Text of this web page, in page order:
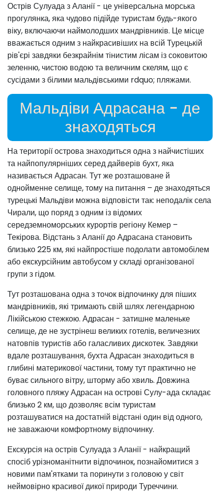
Острів Сулуада з Аланії - це універсальна морська
прогулянка, яка чудово підійде туристам будь-якого
віку, включаючи наймолодших мандрівників. Це місце
вважається одним з найкрасивіших на всій Турецькій
рів'єрі завдяки безкрайнім тінистим лісам із соковитою
зеленню, чистою водою та величним скелям, що є
сусідами з білими мальдівськими rdquo; пляжами.
Мальдіви Адрасана - де
знаходяться
На території острова знаходиться одна з найчистіших
та найпопулярніших серед дайверів бухт, яка
називається Адрасан. Тут же розташоване й
однойменне селище, тому на питання – де знаходяться
турецькі Мальдіви можна відповісти так: неподалік села
Чирали, що поряд з одним із відомих
середземноморських курортів регіону Кемер –
Текірова. Відстань з Аланії до Адрасана становить
близько 225 км, які найпростіше подолати автомобілем
або екскурсійним автобусом у складі організованої
групи з гідом.
Тут розташована одна з точок відпочинку для піших
мандрівників, які тримають свій шлях легендарною
Лікійською стежкою. Адрасан - затишне маленьке
селище, де не зустрінеш великих готелів, величезних
натовпів туристів або галасливих дискотек. Завдяки
вдале розташування, бухта Адрасан знаходиться в
глибині материкової частини, тому тут практично не
буває сильного вітру, шторму або хвиль. Довжина
головного пляжу Адрасан на острові Сулу-ада складає
близько 2 км, що дозволяє всім туристам
розташуватися на достатній відстані один від одного,
не заважаючи комфортному відпочинку.
Екскурсія на острів Сулуада з Аланії - найкращий
спосіб урізноманітнити відпочинок, познайомитися з
новими пам'ятками та поринути з головою у світ
неймовірно красивої дикої природи Туреччини.